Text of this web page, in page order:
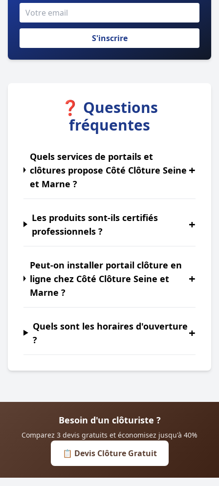
S'inscrire
❓ Questions
fréquentes
Quels services de portails et
clôtures propose Côté Clôture Seine
et Marne ?
+
Les produits sont-ils certifiés
professionnels ?
+
Peut-on installer portail clôture en
ligne chez Côté Clôture Seine et
Marne ?
+
Quels sont les horaires d'ouverture
?
+
Besoin d'un clôturiste ?
Comparez 3 devis gratuits et économisez jusqu'à 40%
📋 Devis Clôture Gratuit